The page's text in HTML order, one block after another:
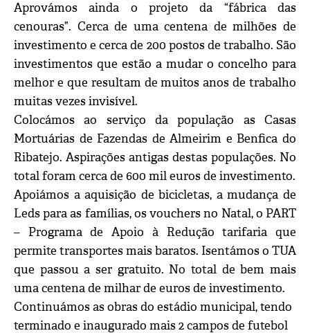
Aprovámos ainda o projeto da “fábrica das
cenouras”. Cerca de uma centena de milhões de
investimento e cerca de 200 postos de trabalho. São
investimentos que estão a mudar o concelho para
melhor e que resultam de muitos anos de trabalho
muitas vezes invisível.
Colocámos ao serviço da população as Casas
Mortuárias de Fazendas de Almeirim e Benfica do
Ribatejo. Aspirações antigas destas populações. No
total foram cerca de 600 mil euros de investimento.
Apoiámos a aquisição de bicicletas, a mudança de
Leds para as famílias, os vouchers no Natal, o PART
– Programa de Apoio à Redução tarifaria que
permite transportes mais baratos. Isentámos o TUA
que passou a ser gratuito. No total de bem mais
uma centena de milhar de euros de investimento.
Continuámos as obras do estádio municipal, tendo
terminado e inaugurado mais 2 campos de futebol